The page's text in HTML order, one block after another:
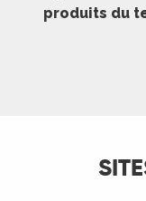
produits du